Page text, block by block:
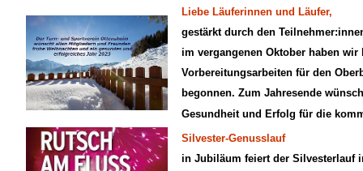
Liebe Läuferinnen und Läufer,
gestärkt durch den
im vergangenen Oktober haben
Vorbereitungsarbeiten für den
begonnen. Zum Jahresende
Gesundheit und Erfolg für die
Silvester-Genusslauf
in Jubiläum feiert der Silvesterlauf